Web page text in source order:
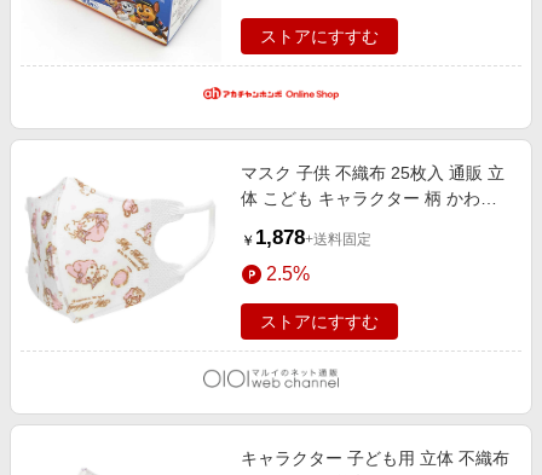
ビジネス・その他サービス
ストアにすすむ
マスク 子供 不織布 25枚入 通販 立
体 こども キャラクター 柄 かわい
25
￥ 1,878+送料固定
2.5%
ストアにすすむ
キャラクター 子ども用 立体 不織布